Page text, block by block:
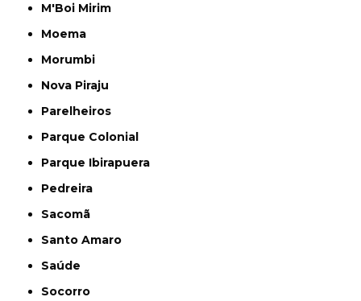
M'Boi Mirim
Moema
Morumbi
Nova Piraju
Parelheiros
Parque Colonial
Parque Ibirapuera
Pedreira
Sacomã
Santo Amaro
Saúde
Socorro